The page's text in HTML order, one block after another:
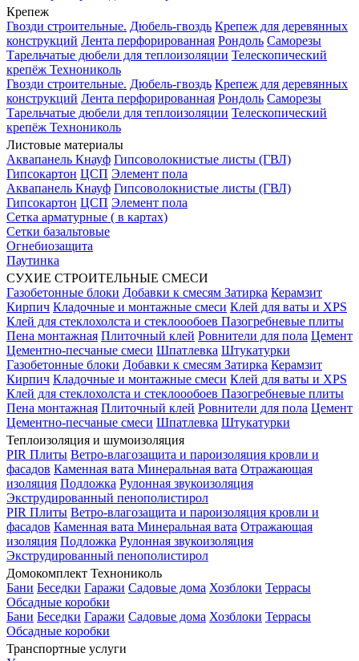
Крепеж
Гвозди строительные. Дюбель-гвоздь Крепеж для деревянных
конструкций Лента перфорированная Рондоль Саморезы
Тарельчатые дюбели для теплоизоляции Телескопический
крепёж Технониколь
Гвозди строительные. Дюбель-гвоздь Крепеж для деревянных
конструкций Лента перфорированная Рондоль Саморезы
Тарельчатые дюбели для теплоизоляции Телескопический
крепёж Технониколь
Листовые материалы
Аквапанель Кнауф Гипсоволокнистые листы (ГВЛ)
Гипсокартон ЦСП Элемент пола
Аквапанель Кнауф Гипсоволокнистые листы (ГВЛ)
Гипсокартон ЦСП Элемент пола
Сетка арматурные ( в картах)
Сетки базальтовые
Огнебиозащита
Паутинка
СУХИЕ СТРОИТЕЛЬНЫЕ СМЕСИ
Газобетонные блоки Добавки к смесям Затирка Керамзит
Кирпич Кладочные и монтажные смеси Клей для ваты и XPS
Клей для стеклохолста и стеклоообоев Пазогребневые плиты
Пена монтажная Плиточный клей Ровнители для пола Цемент
Цементно-песчаные смеси Шпатлевка Штукатурки
Газобетонные блоки Добавки к смесям Затирка Керамзит
Кирпич Кладочные и монтажные смеси Клей для ваты и XPS
Клей для стеклохолста и стеклоообоев Пазогребневые плиты
Пена монтажная Плиточный клей Ровнители для пола Цемент
Цементно-песчаные смеси Шпатлевка Штукатурки
Теплоизоляция и шумоизоляция
PIR Плиты Ветро-влагозащита и пароизоляция кровли и
фасадов Каменная вата Минеральная вата Отражающая
изоляция Подложка Рулонная звукоизоляция
Экструдированный пенополистирол
PIR Плиты Ветро-влагозащита и пароизоляция кровли и
фасадов Каменная вата Минеральная вата Отражающая
изоляция Подложка Рулонная звукоизоляция
Экструдированный пенополистирол
Домокомплект Технониколь
Бани Беседки Гаражи Садовые дома Хозблоки Террасы
Обсадные коробки
Бани Беседки Гаражи Садовые дома Хозблоки Террасы
Обсадные коробки
Транспортные услуги